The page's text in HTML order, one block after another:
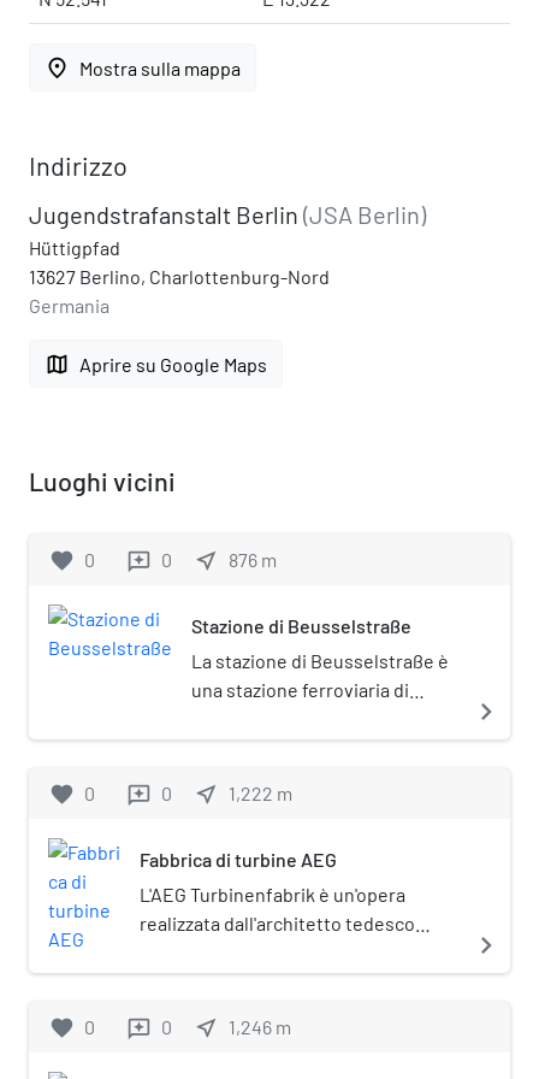
place Mostra sulla mappa
Indirizzo
Jugendstrafanstalt Berlin (JSA Berlin)
Hüttigpfad
13627 Berlino, Charlottenburg-Nord
Germania
map Aprire su Google Maps
Luoghi vicini
favorite 0 reviews 0 near_me 876 m
Stazione di Beusselstraße
La stazione di Beusselstraße è
una stazione ferroviaria di
Moabit.
navigate_next
favorite 0 reviews 0 near_me 1,222 m
Fabbrica di turbine AEG
L'AEG Turbinenfabrik è un'opera
realizzata dall'architetto tedesco
commissionatagli dalla più grande
tempo, la AEG, nota anche con il nome
navigate_next
favorite 0 reviews 0 near_me 1,246 m